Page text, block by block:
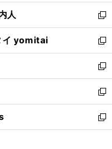
く
ン
ド
ウ
で
開
く
ウ
ィ
ン
ド
ウ
で
開
く
し
い
ウ
ィ
ン
ド
ウ
で
開
く
人
新
し
い
ウ
ィ
ン
ド
ウ
で
開
イ yomitai
新
し
い
ウ
ィ
ン
ド
ウ
新
し
い
ウ
ィ
ン
新
し
い
ウ
新
し